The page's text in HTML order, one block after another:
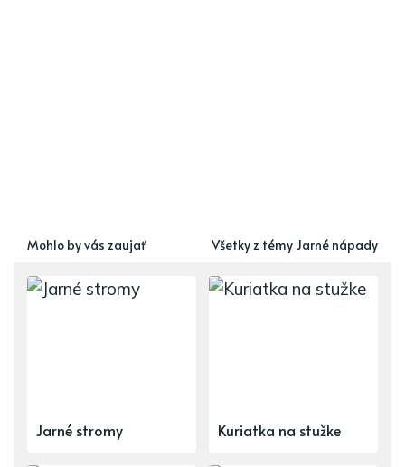
Mohlo by vás zaujať Všetky z témy Jarné nápady
Jarné stromy Kuriatka na stužke